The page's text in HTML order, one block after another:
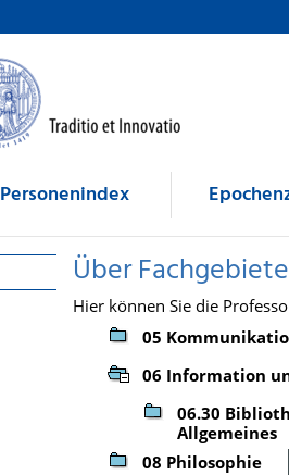
Personenindex
Über
Hier können Sie die
05
06 Information
06.30
Allgemeines
08 Philosophie